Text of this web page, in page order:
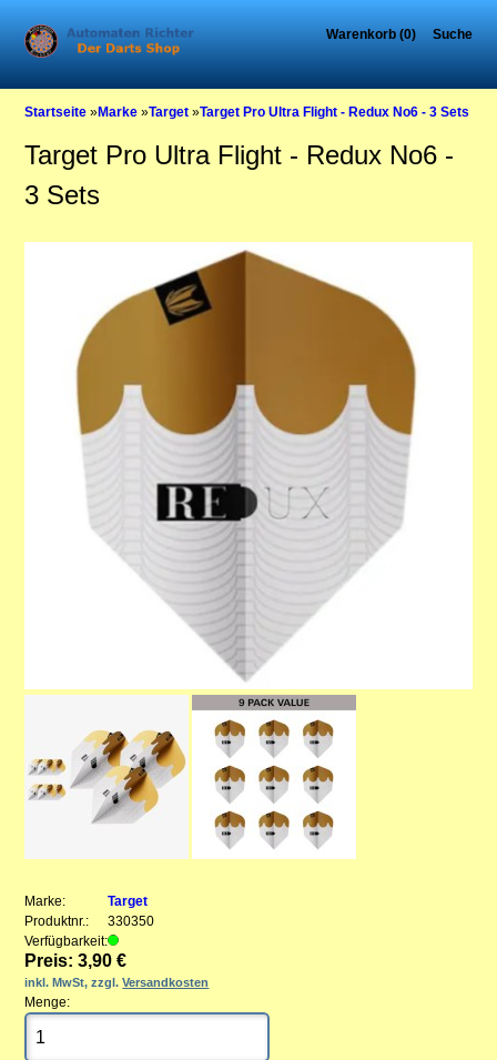
Warenkorb (0) Suche
Startseite »Marke »Target »Target Pro Ultra Flight - Redux No6 - 3 Sets
Target Pro Ultra Flight - Redux No6 -
3 Sets
Marke:
Target
Produktnr.:
330350
Verfügbarkeit:
Preis: 3,90 €
inkl. MwSt, zzgl.Versandkosten
Menge: